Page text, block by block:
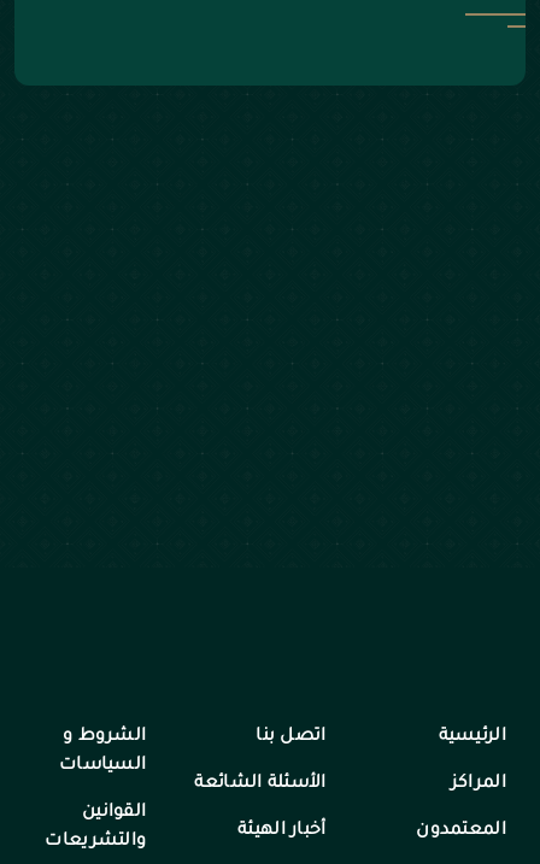
الرئيسية
المراكز
المعتمدون
اتصل بنا
الأسئلة الشائعة
أخبار الهيئة
الشروط و
السياسات
القوانين
والتشريعات